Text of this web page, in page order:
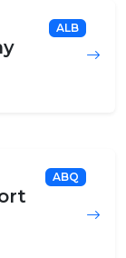
ALB
ABQ